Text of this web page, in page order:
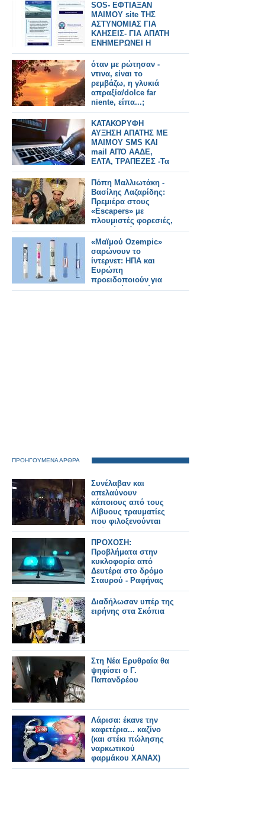
SOS- ΕΦΤΙΑΞΑΝ
ΜΑΙΜΟΥ site ΤΗΣ
ΑΣΤΥΝΟΜΙΑΣ ΓΙΑ
ΚΛΗΣΕΙΣ- ΓΙΑ ΑΠΑΤΗ
ΕΝΗΜΕΡΩΝΕΙ Η
ΕΛ.ΑΣ.
όταν με ρώτησαν -
ντινα, είναι το
ρεμβάζω, η γλυκιά
απραξία/dolce far
niente, είπα...;
ΚΑΤΑΚΟΡΥΦΗ
ΑΥΞΗΣΗ ΑΠΑΤΗΣ ΜΕ
ΜΑΙΜΟΥ SMS ΚΑΙ
mail ΑΠΌ ΑΑΔΕ,
ΕΛΤΑ, ΤΡΑΠΕΖΕΣ -Τα
«ΨΑΡΩΤΙΚΑ»
ΜΗΝΥΜΑΤΑ ΚΑΙ ΟΙ
ΠΑΓΙΔΕΣ
Πόπη Μαλλιωτάκη -
Βασίλης Λαζαρίδης:
Πρεμιέρα στους
«Escapers» με
πλουμιστές φορεσιές,
μαϊμού τσάντες και
πασαρέλα
«Μαϊμού Ozempic»
σαρώνουν το
ίντερνετ: ΗΠΑ και
Ευρώπη
προειδοποιούν για
σοβαρούς κινδύνους
ΠΡΟΗΓΟΥΜΕΝΑ ΑΡΘΡΑ
Συνέλαβαν και
απελαύνουν
κάποιους από τους
Λίβυους τραυματίες
που φιλοξενούνται
εδώ
ΠΡΟΧΟΣΗ:
Προβλήματα στην
κυκλοφορία από
Δευτέρα στο δρόμο
Σταυρού - Ραφήνας
Διαδήλωσαν υπέρ της
ειρήνης στα Σκόπια
Στη Νέα Ερυθραία θα
ψηφίσει ο Γ.
Παπανδρέου
Λάρισα: έκανε την
καφετέρια... καζίνο
(και στέκι πώλησης
ναρκωτικού
φαρμάκου XANAX)